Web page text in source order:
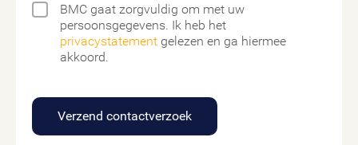
BMC gaat zorgvuldig om met uw
persoonsgegevens. Ik heb het
privacystatement gelezen en ga hiermee
akkoord.
Verzend contactverzoek